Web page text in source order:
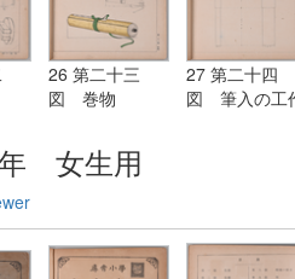
26 第二十三
図 巻物
27 第二十四
図 筆入の工
女生用